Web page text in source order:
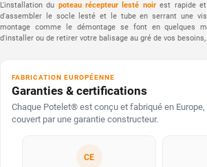
L'installation du poteau récepteur lesté noirest rapide
d'assembler le socle lesté et le tube en serrant une
montage comme le démontage se font en quelques
d'installer ou de retirer votre balisage au gré de vos
FABRICATION EUROPÉENNE
Garanties & certifications
Chaque Potelet® est conçu et fabriqué en
couvert par une garantie constructeur.
CE